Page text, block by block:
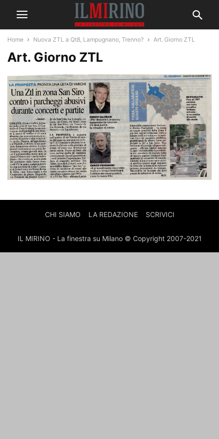
Home Nuova ZTL a Qt8, Lampugnano, Trenno? Art. Giorno ZTL
Art. Giorno ZTL
CHI SIAMO LA REDAZIONE SCRIVICI
IL MIRINO - La finestra su Milano © Copyright 2007-2021